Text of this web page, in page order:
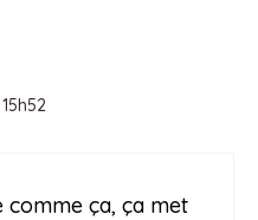
comme ça, ça met